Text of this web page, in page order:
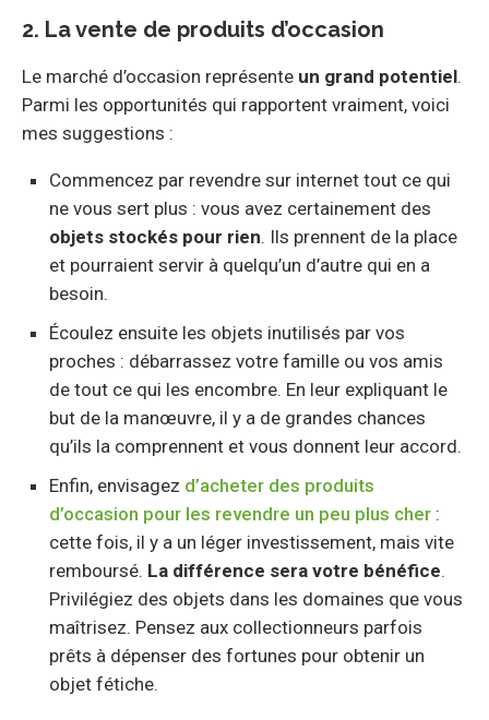
2. La vente de produits d’occasion
Le marché d’occasion représente un grand potentiel.
Parmi les opportunités qui rapportent vraiment, voici
mes suggestions :
Commencez par revendre sur internet tout ce qui
ne vous sert plus : vous avez certainement des
objets stockés pour rien. Ils prennent de la place
et pourraient servir à quelqu’un d’autre qui en a
besoin.
Écoulez ensuite les objets inutilisés par vos
proches : débarrassez votre famille ou vos amis
de tout ce qui les encombre. En leur expliquant le
but de la manœuvre, il y a de grandes chances
qu’ils la comprennent et vous donnent leur accord.
Enfin, envisagez d’acheter des produits
d’occasion pour les revendre un peu plus cher :
cette fois, il y a un léger investissement, mais vite
remboursé. La différence sera votre bénéfice.
Privilégiez des objets dans les domaines que vous
maîtrisez. Pensez aux collectionneurs parfois
prêts à dépenser des fortunes pour obtenir un
objet fétiche.